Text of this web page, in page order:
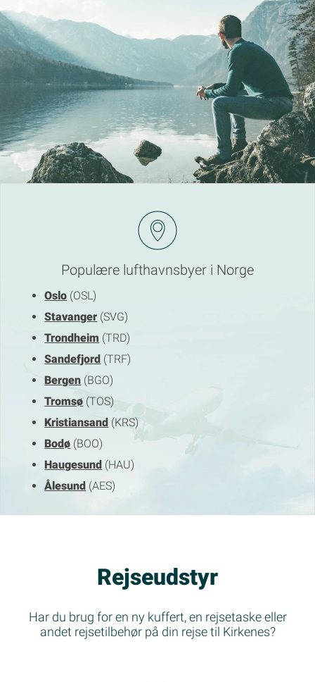
Populære lufthavnsbyer i Norge
Oslo (OSL)
Stavanger (SVG)
Trondheim (TRD)
Sandefjord (TRF)
Bergen (BGO)
Tromsø (TOS)
Kristiansand (KRS)
Bodø (BOO)
Haugesund (HAU)
Ålesund (AES)
Rejseudstyr
Har du brug for en ny kuffert, en rejsetaske eller
andet rejsetilbehør på din rejse til Kirkenes?